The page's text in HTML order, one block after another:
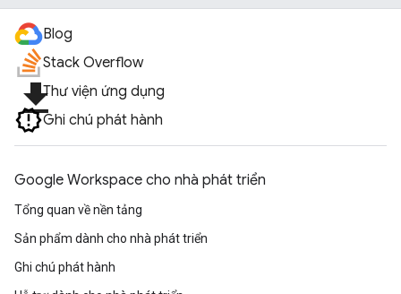
Blog
Stack Overflow
file_downloadThư viện ứng dụng
Ghi chú phát hành
Google Workspace cho nhà phát triển
Tổng quan về nền tảng
Sản phẩm dành cho nhà phát triển
Ghi chú phát hành